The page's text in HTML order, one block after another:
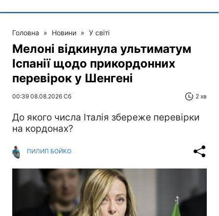
Головна » Новини » У світі
Мелоні відкинула ультиматум
Іспанії щодо прикордонних
перевірок у Шенгені
00:39 08.08.2026 Сб 2 хв
До якого числа Італія збереже перевірки
на кордонах?
ПИЛИП БОЙКО